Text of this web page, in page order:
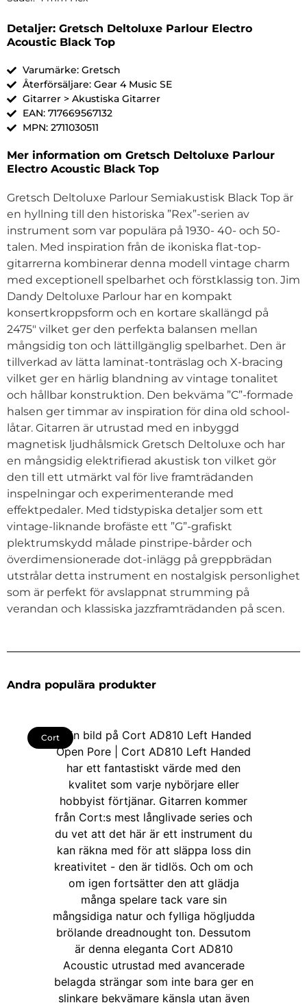
Detaljer: Gretsch Deltoluxe Parlour Electro
Acoustic Black Top
Varumärke: Gretsch
Återförsäljare: Gear 4 Music SE
Gitarrer > Akustiska Gitarrer
EAN: 717669567132
MPN: 2711030511
Mer information om Gretsch Deltoluxe Parlour
Electro Acoustic Black Top
Gretsch Deltoluxe Parlour Semiakustisk Black Top är
en hyllning till den historiska ”Rex”-serien av
instrument som var populära på 1930- 40- och 50-
talen. Med inspiration från de ikoniska flat-top-
gitarrerna kombinerar denna modell vintage charm
med exceptionell spelbarhet och förstklassig ton. Jim
Dandy Deltoluxe Parlour har en kompakt
konsertkroppsform och en kortare skallängd på
2475″ vilket ger den perfekta balansen mellan
mångsidig ton och lättillgänglig spelbarhet. Den är
tillverkad av lätta laminat-tonträslag och X-bracing
vilket ger en härlig blandning av vintage tonalitet
och hållbar konstruktion. Den bekväma ”C”-formade
halsen ger timmar av inspiration för dina old school-
låtar. Gitarren är utrustad med en inbyggd
magnetisk ljudhålsmick Gretsch Deltoluxe och har
en mångsidig elektrifierad akustisk ton vilket gör
den till ett utmärkt val för live framträdanden
inspelningar och experimenterande med
effektpedaler. Med tidstypiska detaljer som ett
vintage-liknande brofäste ett ”G”-grafiskt
plektrumskydd målade pinstripe-bårder och
överdimensionerade dot-inlägg på greppbrädan
utstrålar detta instrument en nostalgisk personlighet
som är perfekt för avslappnat strumming på
verandan och klassiska jazzframträdanden på scen.
Andra populära produkter
Cort